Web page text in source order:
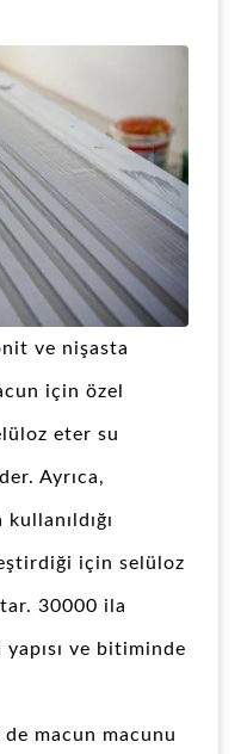
ve nişasta
için özel
eter su
Ayrıca,
için selüloz
30000 ila
ve bitiminde
macun macunu